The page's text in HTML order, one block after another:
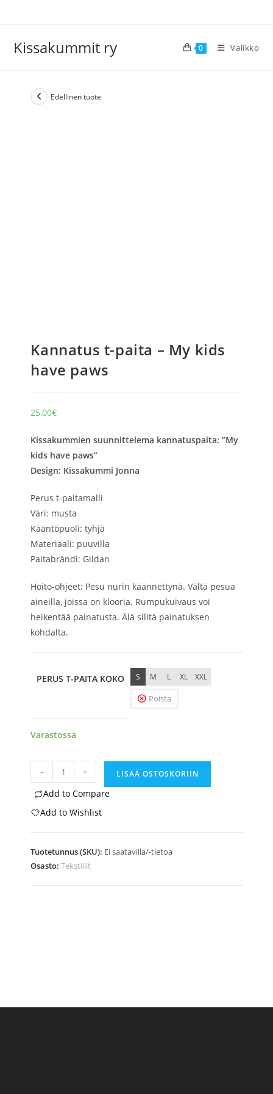
Kissakummit ry 0 Valikko
Edellinen tuote
Kannatus t-paita – My kids
have paws
25,00€
Kissakummien suunnittelema kannatuspaita: ”My
kids have paws”
Design: Kissakummi Jonna
Perus t-paitamalli
Väri: musta
Kääntöpuoli: tyhjä
Materiaali: puuvilla
Paitabrändi: Gildan
Hoito-ohjeet: Pesu nurin käännettynä. Vältä pesua
aineilla, joissa on klooria. Rumpukuivaus voi
heikentää painatusta. Älä silitä painatuksen
kohdalta.
PERUS T-PAITA KOKO S M L XL XXL
Poista
Varastossa
Kannatus
t-
paita
-
- + LISÄÄ OSTOSKORIIN
Add to Compare
Add to Wishlist
Tuotetunnus (SKU): Ei saatavilla/-tietoa
Osasto:Tekstiilit